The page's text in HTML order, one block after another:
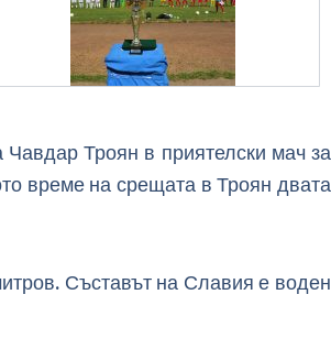
Троян в приятелски мач за
време на срещата в Троян двата
Съставът на Славия е воден